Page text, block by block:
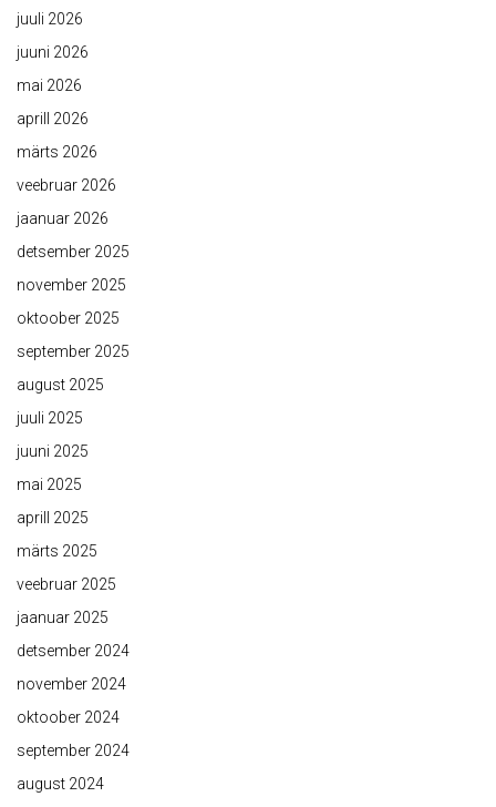
juuli 2026
juuni 2026
mai 2026
aprill 2026
märts 2026
veebruar 2026
jaanuar 2026
detsember 2025
november 2025
oktoober 2025
september 2025
august 2025
juuli 2025
juuni 2025
mai 2025
aprill 2025
märts 2025
veebruar 2025
jaanuar 2025
detsember 2024
november 2024
oktoober 2024
september 2024
august 2024